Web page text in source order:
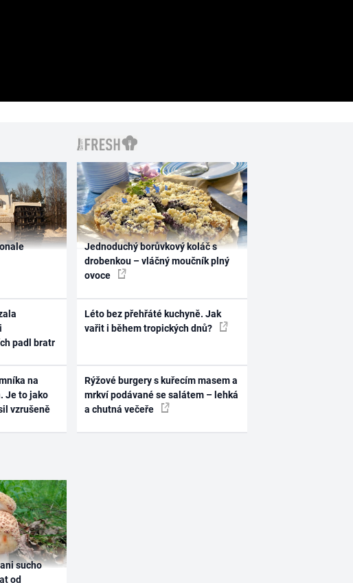
padl bratr
na
Je to jako
vzrušeně
Jednoduchý borůvkový koláč s
drobenkou – vláčný moučník plný
ovoce
Léto bez přehřáté kuchyně. Jak
vařit i během tropických dnů?
Rýžové burgery s kuřecím masem a
mrkví podávané se salátem – lehká
a chutná večeře
sucho
od